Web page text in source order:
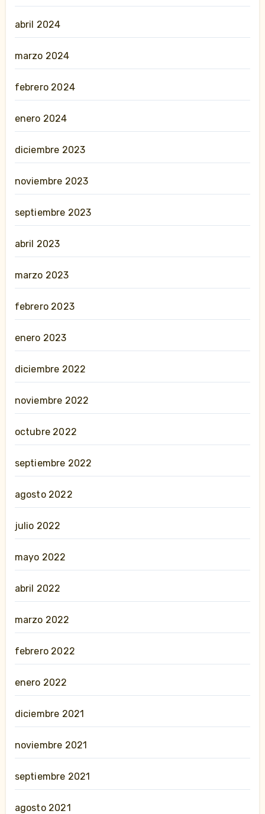
abril 2024
marzo 2024
febrero 2024
enero 2024
diciembre 2023
noviembre 2023
septiembre 2023
abril 2023
marzo 2023
febrero 2023
enero 2023
diciembre 2022
noviembre 2022
octubre 2022
septiembre 2022
agosto 2022
julio 2022
mayo 2022
abril 2022
marzo 2022
febrero 2022
enero 2022
diciembre 2021
noviembre 2021
septiembre 2021
agosto 2021